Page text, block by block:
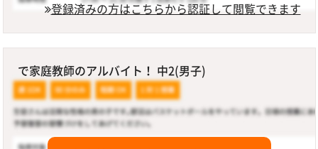
登録済みの方はこちらから認証して閲覧できます
で家庭教師のアルバイト！ 中2(男子)